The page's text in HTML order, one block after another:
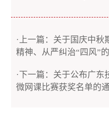
·上一篇：关于国庆中
精神、从严纠治“四风”
·下一篇：关于公布广东
微网课比赛获奖名单的